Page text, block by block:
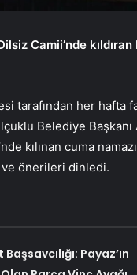
Camii’nde
tarafından her hafta
Belediye Başkanı
kılınan cuma
ve önerileri dinledi.
Payaz’ın